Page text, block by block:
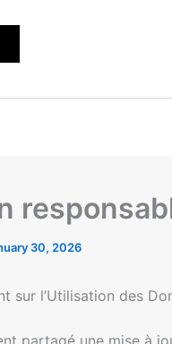
30, 2026
sur l’Utilisation des
partagé une mise à